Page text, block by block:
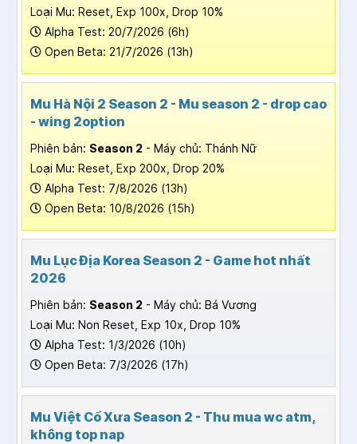
Loại Mu: Reset, Exp 100x, Drop 10%
Alpha Test: 20/7/2026 (6h)
Open Beta: 21/7/2026 (13h)
Mu Hà Nội 2 Season 2 - Mu season 2 - drop cao
- wing 2option
Phiên bản: Season 2 - Máy chủ: Thánh Nữ
Loại Mu: Reset, Exp 200x, Drop 20%
Alpha Test: 7/8/2026 (13h)
Open Beta: 10/8/2026 (15h)
Mu Lục Địa Korea Season 2 - Game hot nhất
2026
Phiên bản: Season 2 - Máy chủ: Bá Vương
Loại Mu: Non Reset, Exp 10x, Drop 10%
Alpha Test: 1/3/2026 (10h)
Open Beta: 7/3/2026 (17h)
Mu Việt Cổ Xưa Season 2 - Thu mua wc atm,
không top nap